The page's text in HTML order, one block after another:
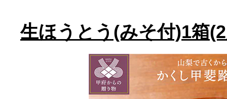
生ほうとう(みそ付)1箱